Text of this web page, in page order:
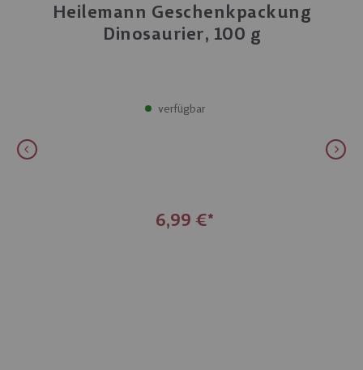
Heilemann Geschenkpackung
Dinosaurier, 100 g
verfügbar
6,99 €